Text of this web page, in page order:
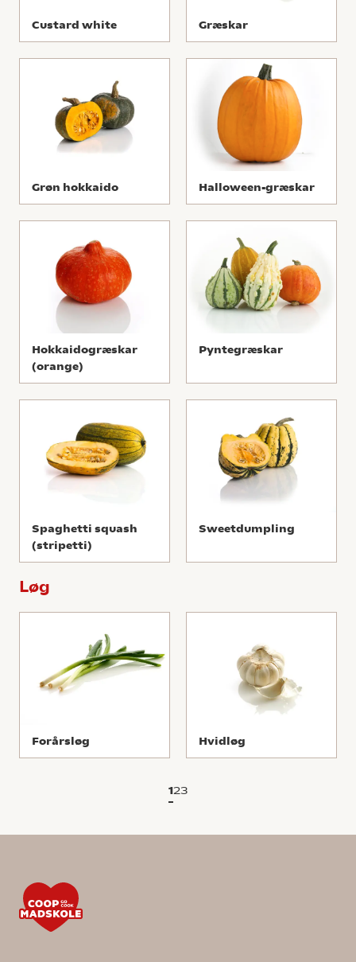
Custard white Græskar
Grøn hokkaido Halloween-græskar
Hokkaidogræskar
(orange)
Pyntegræskar
Spaghetti squash
(stripetti)
Sweetdumpling
Løg
Forårsløg Hvidløg
123